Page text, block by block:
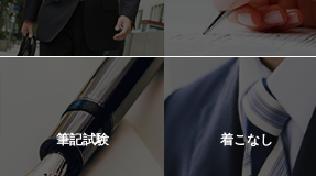
筆記試験 着こなし